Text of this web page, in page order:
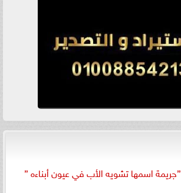
”جريمة اسمها تشويه الأب في عيون أبناءه ”